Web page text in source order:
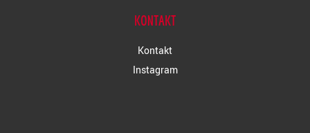
KONTAKT
Kontakt
Instagram